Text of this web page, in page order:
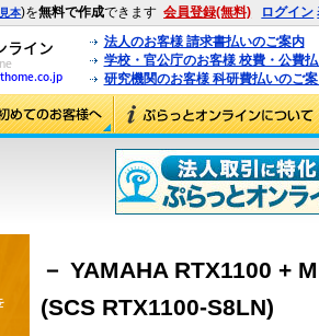
見本)を無料で作成できます 会員登録(無料) ログイン
法人のお客様 請求書払いのご案内
学校・官公庁のお客様 校費・公費
研究機関のお客様 科研費払いのご
－ YAMAHA RTX1100 +
(SCS RTX1100-S8LN)